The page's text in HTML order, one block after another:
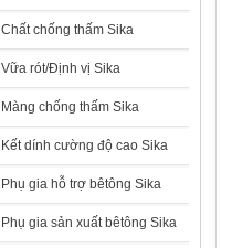
Sika Refit 2000
Giá: Liên hệ
Sika Monotop 610
Giá:Liên hệ
Chất chống thấm Sika
Vữa rót/Định vị Sika
Màng chống thấm Sika
Kết dính cường độ cao Sika
Phụ gia hỗ trợ bêtông Sika
Phụ gia sản xuất bêtông Sika